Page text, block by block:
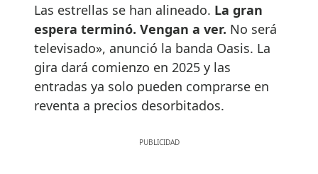
Las estrellas se han alineado. La gran
espera terminó. Vengan a ver. No será
televisado», anunció la banda Oasis. La
gira dará comienzo en 2025 y las
entradas ya solo pueden comprarse en
reventa a precios desorbitados.